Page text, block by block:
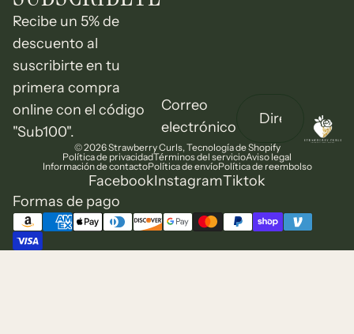
Recibe un 5% de
descuento al
suscribirte en tu
primera compra
online con el código
"Sub100".
Correo
electrónico
© 2026Strawberry Curls,Tecnología de Shopify
Política de privacidadTérminos del servicioAviso legal
Información de contactoPolítica de envíoPolítica de reembolso
FacebookInstagramTiktok
Formas de pago